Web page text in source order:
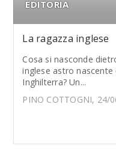
EDITORIA
La ragazza inglese
Cosa si nasconde
inglese astro
Inghilterra? Un...
PINO COTTOGNI, 24/